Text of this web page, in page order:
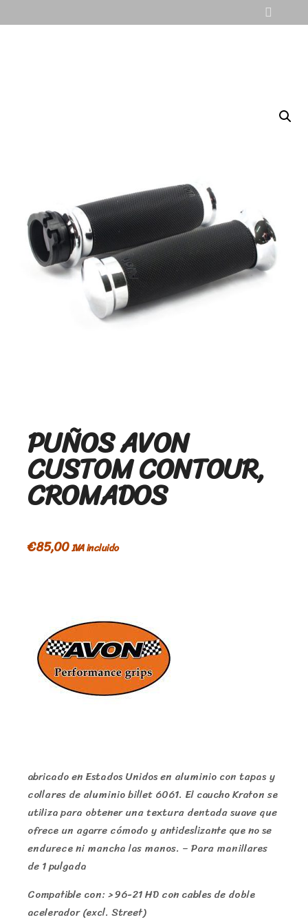
PUÑOS AVON
CUSTOM CONTOUR,
CROMADOS
€85,00IVA incluido
abricado en Estados Unidos en aluminio con tapas y
collares de aluminio billet 6061. El caucho Kraton se
utiliza para obtener una textura dentada suave que
ofrece un agarre cómodo y antideslizante que no se
endurece ni mancha las manos. – Para manillares
de 1 pulgada
Compatible con: > 96-21 HD con cables de doble
acelerador (excl. Street)